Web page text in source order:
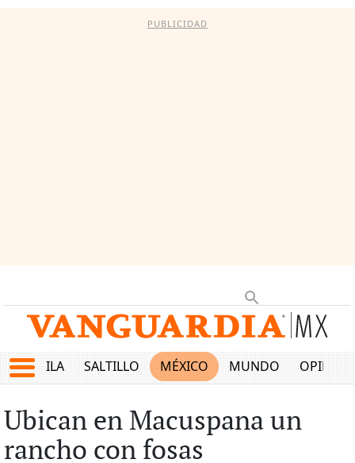
PUBLICIDAD
COAHUILA SALTILLO MÉXICO MUNDO OPINIÓN
Ubican en Macuspana un
rancho con fosas